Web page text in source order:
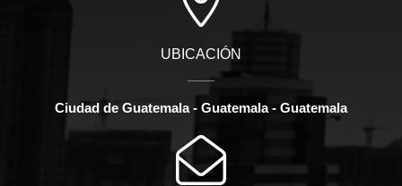
UBICACIÓN
Ciudad de Guatemala - Guatemala - Guatemala